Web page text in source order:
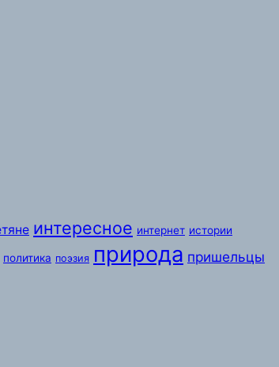
интересное интернет истории
политика поэзия природа пришельцы